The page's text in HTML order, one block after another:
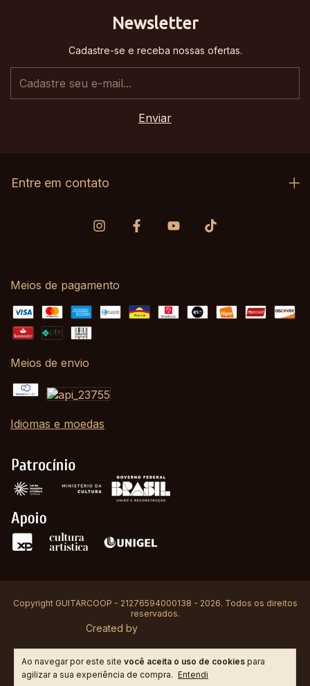
Ao navegar por este site você aceita o uso de cookies para
agilizar a sua experiência de compra. Entendi
Newsletter
Cadastre-se e receba nossas ofertas.
Entre em contato
Meios de pagamento
Meios de envio
Idiomas e moedas
Copyright GUITARCOOP - 21276594000138 - 2026. Todos os direitos
reservados.
Created by